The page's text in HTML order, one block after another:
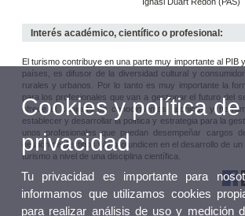
Interés académico, científico o profesional:
El turismo contribuye en una parte muy importante al PIB
países, es difusor de la diversidad cultural y
rurales y urbanos. Por lo tanto es muy importante la
para los profesionales que van a gestionar el futuro del
ofrece el conjunto de conocimientos, técnicas y
establecer y desarrollar la política y estrategia para la
unos profesionales que puedan desempeñar cargos
gestión de destinos y/o profundicen en el desarrollo de
turismo a nivel de una disciplina científica.
Cookies y política de
privacidad
Tu privacidad es importante para
informamos que utilizamos cookies
para realizar análisis de uso y medición